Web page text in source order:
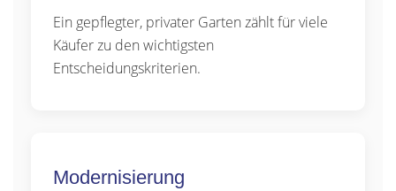
Ein gepflegter, privater Garten zählt für viele
Käufer zu den wichtigsten
Entscheidungskriterien.
Modernisierung